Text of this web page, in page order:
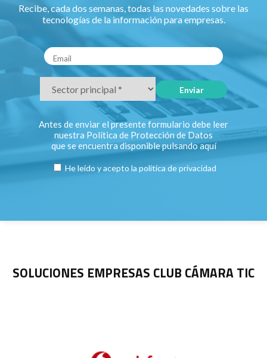
Recibe, cada dos semanas, todas las novedades sobre las
tecnologías de la información para empresas.
Antes de enviar el presente formulario debe leer
nuestra Política de Protección de Datos
que se encuentra disponible pulsandoaquí
He leído y acepto la política de privacidad
SOLUCIONES EMPRESAS CLUB CÁMARA TIC